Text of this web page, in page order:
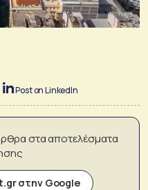
Post on LinkedIn
στα αποτελέσματα
στην Google